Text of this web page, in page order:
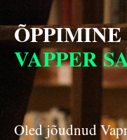
VAPPER
Oled jõudnud